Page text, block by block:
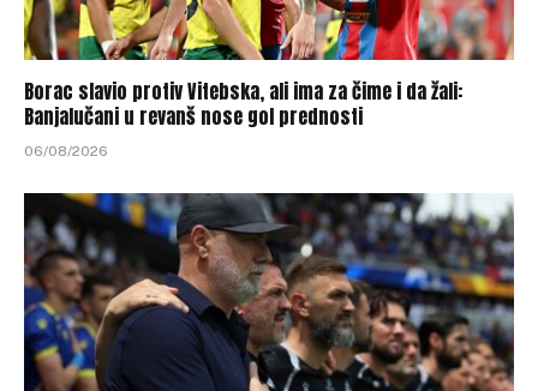
Borac slavio protiv Vitebska, ali ima za čime i da žali:
Banjalučani u revanš nose gol prednosti
06/08/2026